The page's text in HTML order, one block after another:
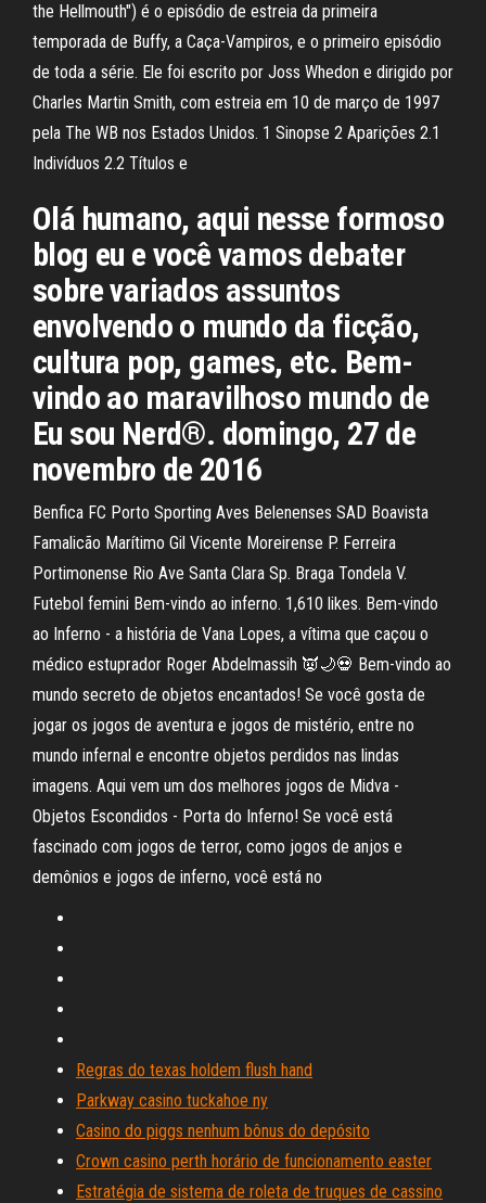
the Hellmouth") é o episódio de estreia da primeira
temporada de Buffy, a Caça-Vampiros, e o primeiro episódio
de toda a série. Ele foi escrito por Joss Whedon e dirigido por
Charles Martin Smith, com estreia em 10 de março de 1997
pela The WB nos Estados Unidos. 1 Sinopse 2 Aparições 2.1
Indivíduos 2.2 Títulos e
Olá humano, aqui nesse formoso
blog eu e você vamos debater
sobre variados assuntos
envolvendo o mundo da ficção,
cultura pop, games, etc. Bem-
vindo ao maravilhoso mundo de
Eu sou Nerd®. domingo, 27 de
novembro de 2016
Benfica FC Porto Sporting Aves Belenenses SAD Boavista
Famalicão Marítimo Gil Vicente Moreirense P. Ferreira
Portimonense Rio Ave Santa Clara Sp. Braga Tondela V.
Futebol femini Bem-vindo ao inferno. 1,610 likes. Bem-vindo
ao Inferno - a história de Vana Lopes, a vítima que caçou o
médico estuprador Roger Abdelmassih 👿🌙💀 Bem-vindo ao
mundo secreto de objetos encantados! Se você gosta de
jogar os jogos de aventura e jogos de mistério, entre no
mundo infernal e encontre objetos perdidos nas lindas
imagens. Aqui vem um dos melhores jogos de Midva -
Objetos Escondidos - Porta do Inferno! Se você está
fascinado com jogos de terror, como jogos de anjos e
demônios e jogos de inferno, você está no
Regras do texas holdem flush hand
Parkway casino tuckahoe ny
Casino do piggs nenhum bônus do depósito
Crown casino perth horário de funcionamento easter
Estratégia de sistema de roleta de truques de cassino